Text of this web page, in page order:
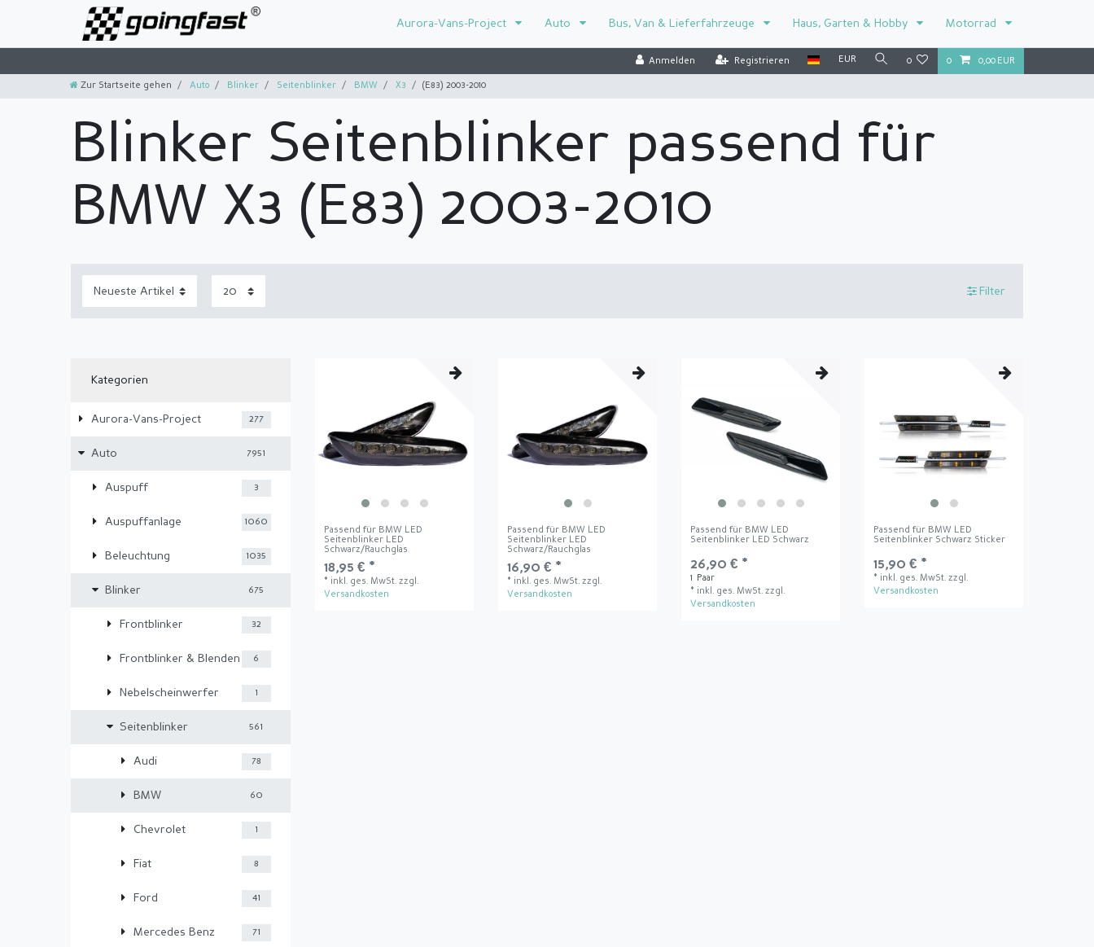
Aurora-Vans-Project Auto Bus, Van & Lieferfahrzeuge Haus, Garten & Hobby Motorrad
Anmelden Registrieren EUR 0 0 0,00 EUR
Zur Startseite gehen Auto Blinker Seitenblinker BMW X3 (E83) 2003-2010
Blinker Seitenblinker passend für
BMW X3 (E83) 2003-2010
Filter
Kategorien
Aurora-Vans-Project 277
Auto 7951
Auspuff 3
Auspuffanlage 1060
Beleuchtung 1035
Blinker 675
Frontblinker 32
Frontblinker & Blenden 6
Nebelscheinwerfer 1
Seitenblinker 561
Audi 78
BMW 60
Chevrolet 1
Fiat 8
Ford 41
Mercedes Benz 71
Passend für BMW LED
Seitenblinker LED
Schwarz/Rauchglas
18,95 € *
* inkl. ges. MwSt. zzgl.
Versandkosten
Passend für BMW LED
Seitenblinker LED
Schwarz/Rauchglas
16,90 € *
* inkl. ges. MwSt. zzgl.
Versandkosten
Passend für BMW LED
Seitenblinker LED Schwarz
26,90 € *
1
Paar
* inkl. ges. MwSt. zzgl.
Versandkosten
Passend für BMW LED
Seitenblinker Schwarz Sticker
15,90 € *
* inkl. ges. MwSt. zzgl.
Versandkosten